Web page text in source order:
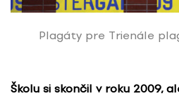
Plagáty pre Trienále
Školu si skončil v roku 2009,